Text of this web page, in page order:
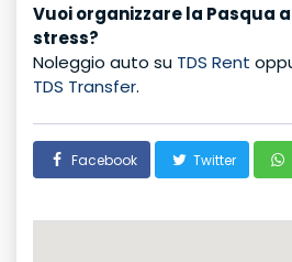
Vuoi organizzare la Pasqua
stress?
Noleggio auto su TDS Rent
TDS Transfer.
Facebook Twitter